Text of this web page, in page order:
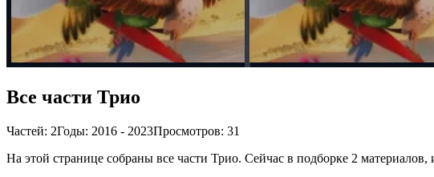
Все части Трио
Частей: 2Годы: 2016 - 2023Просмотров: 31
На этой странице собраны все части Трио. Сейчас в подборке 2 материалов,